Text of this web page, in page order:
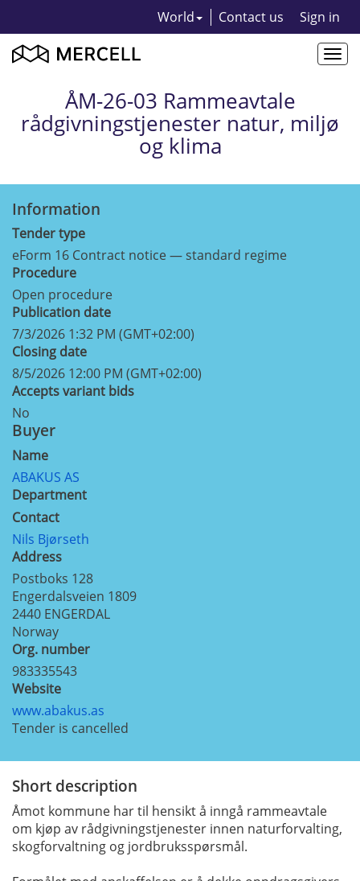
World Contact us Sign in
ÅM-26-03 Rammeavtale
rådgivningstjenester natur, miljø
og klima
Information
Tender type
eForm 16 Contract notice — standard regime
Procedure
Open procedure
Publication date
7/3/2026 1:32 PM (GMT+02:00)
Closing date
8/5/2026 12:00 PM (GMT+02:00)
Accepts variant bids
No
Buyer
Name
ABAKUS AS
Department
Contact
Nils Bjørseth
Address
Postboks 128
Engerdalsveien 1809
2440 ENGERDAL
Norway
Org. number
983335543
Website
www.abakus.as
Tender is cancelled
Short description
Åmot kommune har til hensikt å inngå rammeavtale
om kjøp av rådgivningstjenester innen naturforvalting,
skogforvaltning og jordbruksspørsmål.